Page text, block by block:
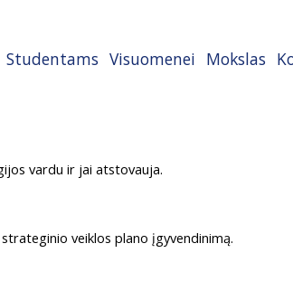
Studentams Visuomenei Mokslas
vardu ir jai atstovauja.
veiklos plano įgyvendinimą.